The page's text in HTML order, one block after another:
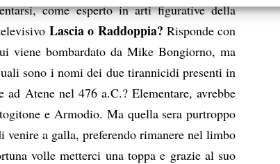
pubblicità e contenuto, Salvare e comunicare le
come esperto in arti figurative della
Lascia o Raddoppia? Risponde con
viene bombardato da Mike Bongiorno, ma
sono i nomi dei due tirannicidi presenti in
ad Atene nel 476 a.C.? Elementare, avrebbe
e Armodio. Ma quella sera purtroppo
a galla, preferendo rimanere nel limbo
volle metterci una toppa e grazie al suo